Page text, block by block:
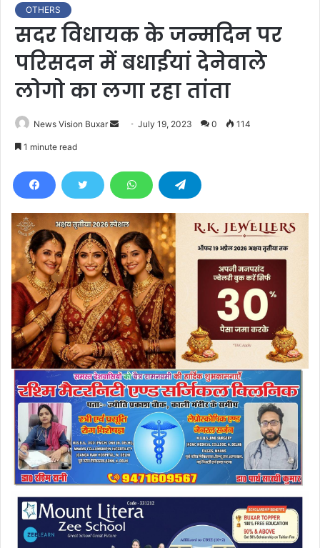
OTHERS
सदर विधायक के जन्मदिन पर
परिसदन में बधाईयां देनेवाले
लोगो का लगा रहा तांता
News Vision Buxar
d
e
m
a
i
l
July 19, 2023 0 114
1 minute read